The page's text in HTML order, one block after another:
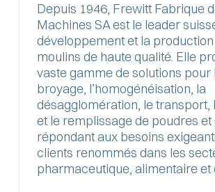
Depuis 1946, Frewitt Fabrique
Machines SA est le leader
développement et la
moulins de haute qualité. Elle
vaste gamme de solutions pour
broyage, l’homogénéisation, la
désagglomération, le transport,
et le remplissage de poudres et
répondant aux besoins
clients renommés dans les
pharmaceutique, alimentaire et